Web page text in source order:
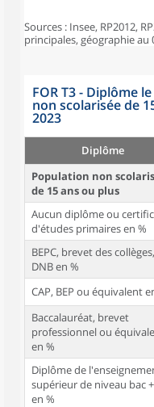
Sources : Insee, RP2012,
principales, géographie au
FOR T3 - Diplôme
non scolarisée de
2023
Diplôme
Population non
de 15 ans ou plus
Aucun diplôme ou
d'études primaires en %
BEPC, brevet des collèges,
DNB en %
CAP, BEP ou équivalent
Baccalauréat, brevet
professionnel ou
en %
Diplôme de
supérieur de niveau bac
en %